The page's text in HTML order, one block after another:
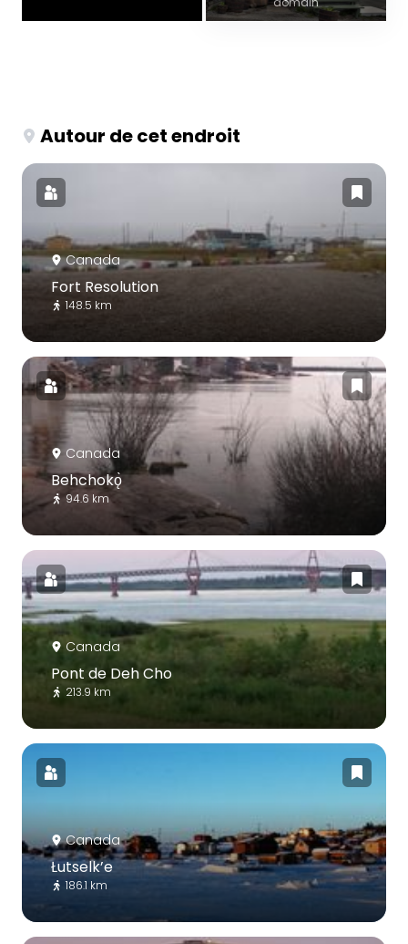
Autour de cet endroit
Canada
Fort Resolution
148.5 km
Canada
Behchokǫ̀
94.6 km
Canada
Pont de Deh Cho
213.9 km
Canada
Łutselk’e
186.1 km